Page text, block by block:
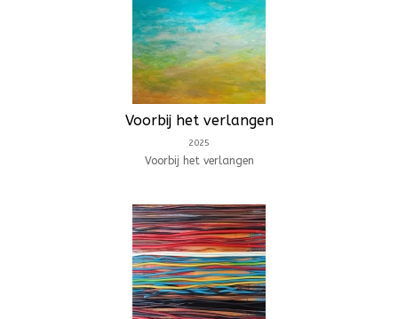
Voorbij het verlangen
2025
Voorbij het verlangen